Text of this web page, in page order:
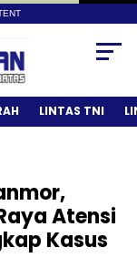
LINTAS TNI
Atensi
Kasus